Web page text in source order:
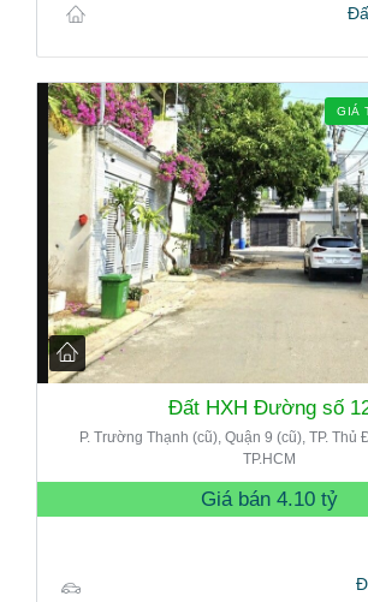
GIÁ
Đất HXH Đường số
P. Trường Thạnh (cũ), Quận 9 (cũ), TP. Thủ
TP.HCM
Giá bán 4.10 tỷ